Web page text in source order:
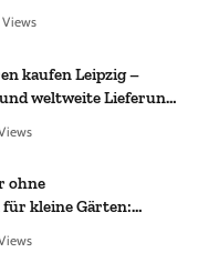
Views
kaufen Leipzig –
weltweite Lieferung
ohne
kleine Gärten:
500 m² wirklich